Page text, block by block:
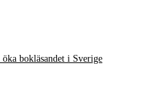
bokläsandet i Sverige